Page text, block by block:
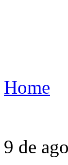
Home
9 de